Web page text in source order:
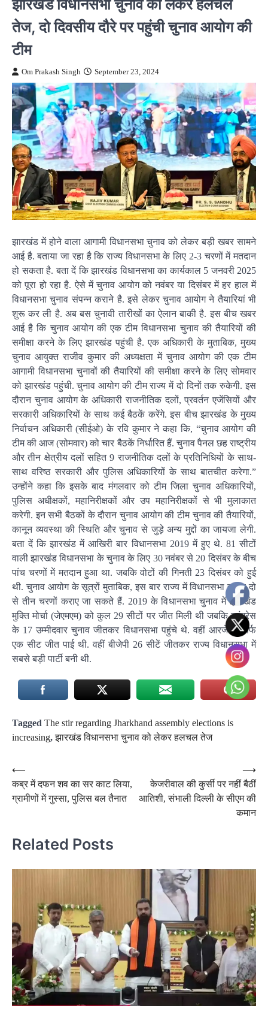
तेज, दो दिवसीय दौरे पर पहुंची चुनाव आयोग की
टीम
Om Prakash Singh September 23, 2024
झारखंड में होने वाला आगामी विधानसभा चुनाव को लेकर बड़ी खबर सामने
आई है. बताया जा रहा है कि राज्य विधानसभा के लिए 2-3 चरणों में मतदान
हो सकता है. बता दें कि झारखंड विधानसभा का कार्यकाल 5 जनवरी 2025
को पूरा हो रहा है. ऐसे में चुनाव आयोग को नवंबर या दिसंबर में हर हाल में
विधानसभा चुनाव संपन्न कराने है. इसे लेकर चुनाव आयोग ने तैयारियां भी
शुरू कर ली है. अब बस चुनावी तारीखों का ऐलान बाकी है. इस बीच खबर
आई है कि चुनाव आयोग की एक टीम विधानसभा चुनाव की तैयारियों की
समीक्षा करने के लिए झारखंड पहुंची है. एक अधिकारी के मुताबिक, मुख्य
चुनाव आयुक्त राजीव कुमार की अध्यक्षता में चुनाव आयोग की एक टीम
आगामी विधानसभा चुनावों की तैयारियों की समीक्षा करने के लिए सोमवार
को झारखंड पहुंची. चुनाव आयोग की टीम राज्य में दो दिनों तक रुकेगी. इस
दौरान चुनाव आयोग के अधिकारी राजनीतिक दलों, प्रवर्तन एजेंसियों और
सरकारी अधिकारियों के साथ कई बैठकें करेंगे. इस बीच झारखंड के मुख्य
निर्वाचन अधिकारी (सीईओ) के रवि कुमार ने कहा कि, “चुनाव आयोग की
टीम की आज (सोमवार) को चार बैठकें निर्धारित हैं. चुनाव पैनल छह राष्ट्रीय
और तीन क्षेत्रीय दलों सहित 9 राजनीतिक दलों के प्रतिनिधियों के साथ-
साथ वरिष्ठ सरकारी और पुलिस अधिकारियों के साथ बातचीत करेगा.”
उन्होंने कहा कि इसके बाद मंगलवार को टीम जिला चुनाव अधिकारियों,
पुलिस अधीक्षकों, महानिरीक्षकों और उप महानिरीक्षकों से भी मुलाकात
करेगी. इन सभी बैठकों के दौरान चुनाव आयोग की टीम चुनाव की तैयारियों,
कानून व्यवस्था की स्थिति और चुनाव से जुड़े अन्य मुद्दों का जायजा लेगी.
बता दें कि झारखंड में आखिरी बार विधानसभा 2019 में हुए थे. 81 सीटों
वाली झारखंड विधानसभा के चुनाव के लिए 30 नवंबर से 20 दिसंबर के बीच
पांच चरणों में मतदान हुआ था. जबकि वोटों की गिनती 23 दिसंबर को हुई
थी. चुनाव आयोग के सूत्रों मुताबिक, इस बार राज्य में विधानसभा चुनाव दो
से तीन चरणों कराए जा सकते हैं. 2019 के विधानसभा चुनाव में झारखंड
मुक्ति मोर्चा (जेएमएम) को कुल 29 सीटों पर जीत मिली थी जबकि कांग्रेस
के 17 उम्मीदवार चुनाव जीतकर विधानसभा पहुंचे थे. वहीं आरजेडी सिर्फ
एक सीट जीत पाई थी. वहीं बीजेपी 26 सीटें जीतकर राज्य विधानसभा में
सबसे बड़ी पार्टी बनी थी.
Tagged The stir regarding Jharkhand assembly elections is
increasing,झारखंड विधानसभा चुनाव को लेकर हलचल तेज
Post
navigation
⟵
कब्र में दफन शव का सर काट लिया,
ग्रामीणों में गुस्सा, पुलिस बल तैनात
केजरीवाल की कुर्सी पर नहीं बैठीं
आतिशी, संभाली दिल्ली के सीएम की
कमान
⟶
Related Posts